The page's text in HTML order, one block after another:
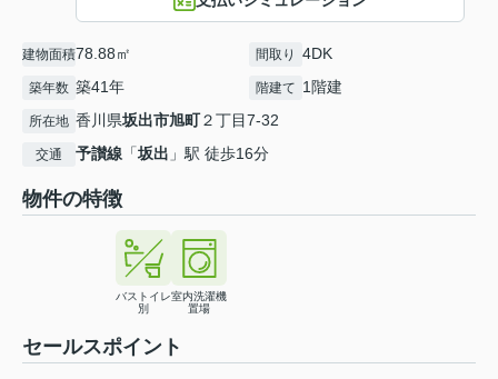
建物面積78.88㎡ 間取り 4DK
築年数 築41年 階建て 1階建
所在地 香川県坂出市旭町２丁目7-32
交通 予讃線 「坂出 」駅 徒歩16分
物件の特徴
バストイレ
別
室内洗濯機
置場
セールスポイント